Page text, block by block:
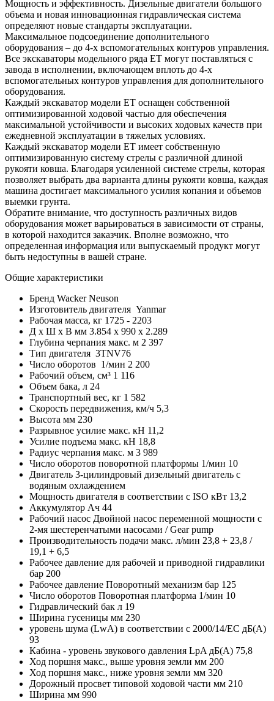
Мощность и эффективность. Дизельные двигатели большого
объема и новая инновационная гидравлическая система
определяют новые стандарты эксплуатации.
Максимальное подсоединение дополнительного
оборудования – до 4-х вспомогательных контуров управления.
Все экскаваторы модельного ряда ET могут поставляться с
завода в исполнении, включающем вплоть до 4-х
вспомогательных контуров управления для дополнительного
оборудования.
Каждый экскаватор модели ET оснащен собственной
оптимизированной ходовой частью для обеспечения
максимальной устойчивости и высоких ходовых качеств при
ежедневной эксплуатации в тяжелых условиях.
Каждый экскаватор модели ET имеет собственную
оптимизированную систему стрелы с различной длиной
рукояти ковша. Благодаря усиленной системе стрелы, которая
позволяет выбрать два варианта длины рукояти ковша, каждая
машина достигает максимального усилия копания и объемов
выемки грунта.
Обратите внимание, что доступность различных видов
оборудования может варьироваться в зависимости от страны,
в которой находится заказчик. Вполне возможно, что
определенная информация или выпускаемый продукт могут
быть недоступны в вашей стране.
Общие характеристики
Бренд Wacker Neuson
Изготовитель двигателя Yanmar
Рабочая масса, кг 1725 - 2203
Д x Ш x В мм 3.854 x 990 x 2.289
Глубина черпания макс. м 2 397
Тип двигателя 3TNV76
Число оборотов 1/мин 2 200
Рабочий объем, см³ 1 116
Объем бака, л 24
Транспортный вес, кг 1 582
Скорость передвижения, км/ч 5,3
Высота мм 230
Разрывное усилие макс. кН 11,2
Усилие подъема макс. кН 18,8
Радиус черпания макс. м 3 989
Число оборотов поворотной платформы 1/мин 10
Двигатель 3-цилиндровый дизельный двигатель с
водяным охлаждением
Мощность двигателя в соответствии с ISO кВт 13,2
Аккумулятор Ач 44
Рабочий насос Двойной насос переменной мощности с
2-мя шестеренчатыми насосами / Gear pump
Производительность подачи макс. л/мин 23,8 + 23,8 /
19,1 + 6,5
Рабочее давление для рабочей и приводной гидравлики
бар 200
Рабочее давление Поворотный механизм бар 125
Число оборотов Поворотная платформа 1/мин 10
Гидравлический бак л 19
Ширина гусеницы мм 230
уровень шума (LwA) в соответствии с 2000/14/EC дБ(A)
93
Кабина - уровень звукового давления LpA дБ(A) 75,8
Ход поршня макс., выше уровня земли мм 200
Ход поршня макс., ниже уровня земли мм 320
Дорожный просвет типовой ходовой части мм 210
Ширина мм 990